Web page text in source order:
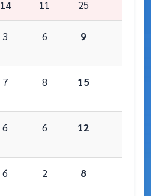
14 11 25
3 6 9
7 8 15
6 6 12
6 2 8